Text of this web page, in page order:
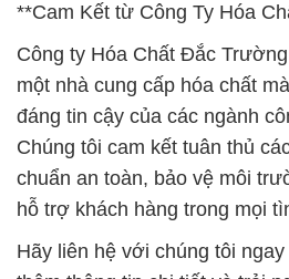
**Cam Kết từ Công Ty Hóa
Công ty Hóa Chất Đắc
một nhà cung cấp hóa chất
đáng tin cậy của các ngành
Chúng tôi cam kết tuân thủ
chuẩn an toàn, bảo vệ môi
hỗ trợ khách hàng trong mọi
Hãy liên hệ với chúng tôi